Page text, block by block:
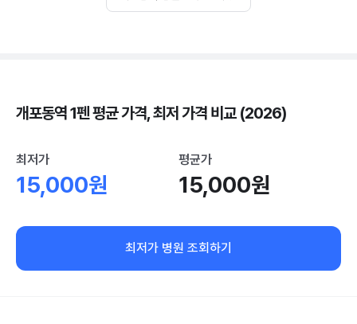
개포동역 1펜 평균 가격, 최저 가격 비교 (2026)
최저가
15,000원
평균가
15,000원
최저가 병원 조회하기